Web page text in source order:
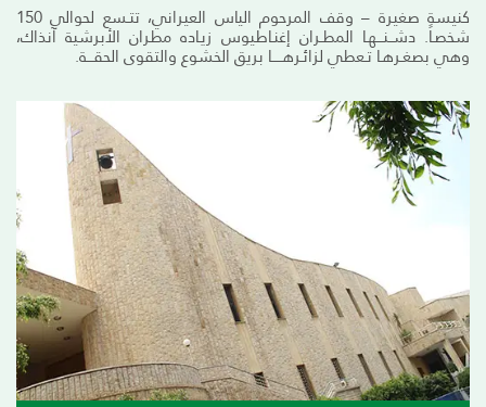
كنيسة صغيرة – وقف المرحوم الياس العيراني، تتـسع لحوالي 150
شخصـاً. دشــنـــهـا المطـران إغنـاطيوس زيـاده مطران الأبرشية آنذاك،
وهي بصغـرهـا تـعطي لزائـرهـــــا بريق الخشوع والتقوى الحقـــة.